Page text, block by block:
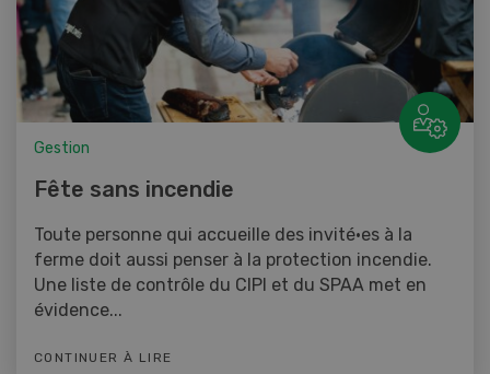
Gestion
Fête sans incendie
Toute personne qui accueille des invité·es à la
ferme doit aussi penser à la protection incendie.
Une liste de contrôle du CIPI et du SPAA met en
évidence...
CONTINUER À LIRE